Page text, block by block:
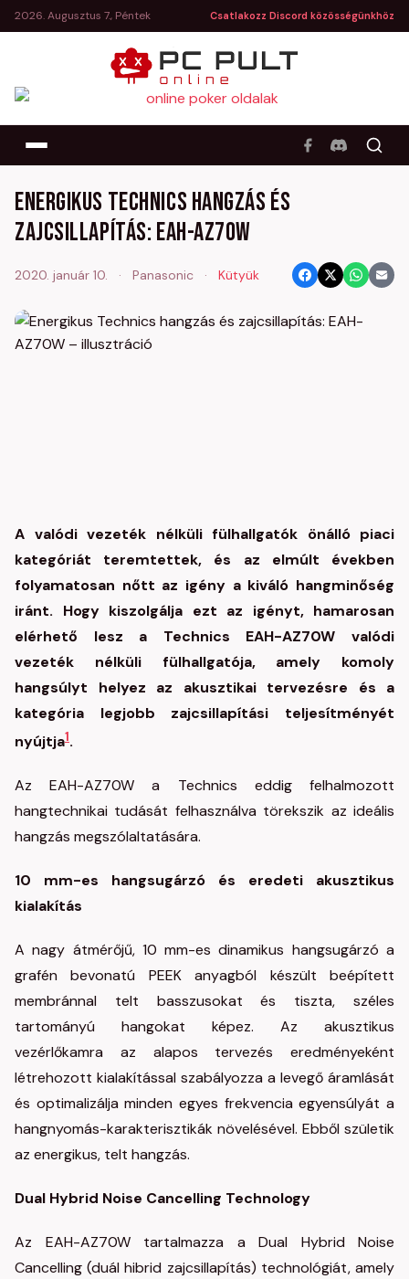
2026. Augusztus 7., Péntek Csatlakozz Discord közösségünkhöz
Energikus Technics hangzás és
zajcsillapítás: EAH-AZ70W
2020. január 10. · Panasonic · Kütyük
A valódi vezeték nélküli fülhallgatók önálló piaci
kategóriát teremtettek, és az elmúlt években
folyamatosan nőtt az igény a kiváló hangminőség
iránt. Hogy kiszolgálja ezt az igényt, hamarosan
elérhető lesz a Technics EAH-AZ70W valódi
vezeték nélküli fülhallgatója, amely komoly
hangsúlyt helyez az akusztikai tervezésre és a
kategória legjobb zajcsillapítási teljesítményét
nyújtja1.
Az EAH-AZ70W a Technics eddig felhalmozott
hangtechnikai tudását felhasználva törekszik az ideális
hangzás megszólaltatására.
10 mm-es hangsugárzó és eredeti akusztikus
kialakítás
A nagy átmérőjű, 10 mm-es dinamikus hangsugárzó a
grafén bevonatú PEEK anyagból készült beépített
membránnal telt basszusokat és tiszta, széles
tartományú hangokat képez. Az akusztikus
vezérlőkamra az alapos tervezés eredményeként
létrehozott kialakítással szabályozza a levegő áramlását
és optimalizálja minden egyes frekvencia egyensúlyát a
hangnyomás-karakterisztikák növelésével. Ebből születik
az energikus, telt hangzás.
Dual Hybrid Noise Cancelling Technology
Az EAH-AZ70W tartalmazza a Dual Hybrid Noise
Cancelling (duál hibrid zajcsillapítás) technológiát, amely